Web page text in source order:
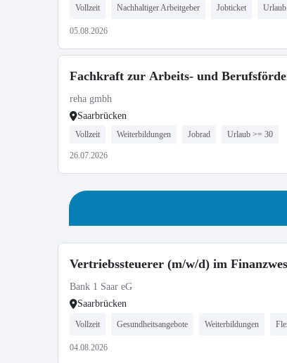
Vollzeit Nachhaltiger Arbeitgeber Jobticket
05.08.2026
Fachkraft zur Arbeits- und
reha gmbh
Saarbrücken
Vollzeit Weiterbildungen Jobrad Urlaub >= 30
26.07.2026
Vertriebssteuerer (m/w/d) im
Bank 1 Saar eG
Saarbrücken
Vollzeit Gesundheitsangebote Weiterbildungen
04.08.2026